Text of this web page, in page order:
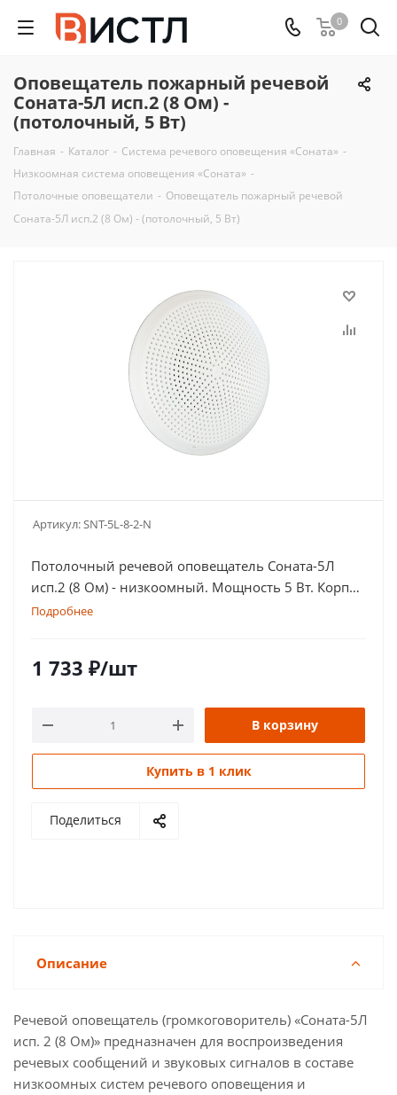
0
Оповещатель пожарный речевой
Соната-5Л исп.2 (8 Ом) -
(потолочный, 5 Вт)
Главная - Каталог - Система речевого оповещения «Соната» -
Низкоомная система оповещения «Соната» -
Потолочные оповещатели - Оповещатель пожарный речевой
Соната-5Л исп.2 (8 Ом) - (потолочный, 5 Вт)
Артикул:SNT-5L-8-2-N
Потолочный речевой оповещатель Соната-5Л
исп.2 (8 Ом) - низкоомный. Мощность 5 Вт. Корпус
в белом цвете
Подробнее
1 733 ₽/шт
В корзину
Купить в 1 клик
Поделиться
Описание
Речевой оповещатель (громкоговоритель) «Соната-5Л
исп. 2 (8 Ом)» предназначен для воспроизведения
речевых сообщений и звуковых сигналов в составе
низкоомных систем речевого оповещения и